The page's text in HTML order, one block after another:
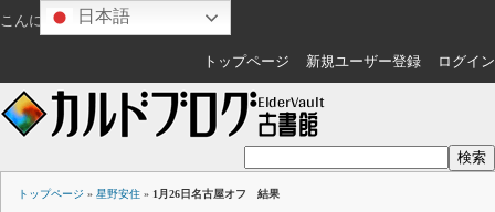
こんにちは ゲスト さん
トップページ 新規ユーザー登録 ログイン
トップページ » 星野安住 » 1月26日名古屋オフ 結果
日本語